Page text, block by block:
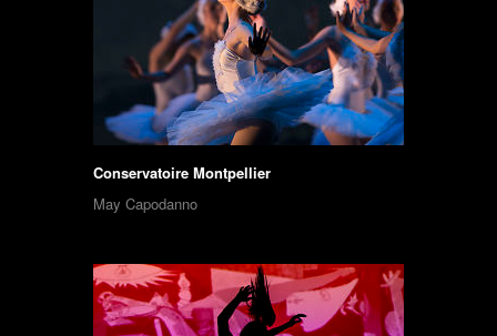
Conservatoire Montpellier
May Capodanno